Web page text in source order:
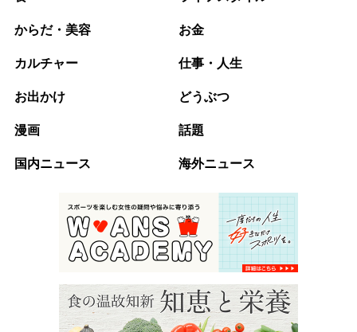
からだ・美容 お金
カルチャー 仕事・人生
お出かけ どうぶつ
漫画 話題
国内ニュース 海外ニュース